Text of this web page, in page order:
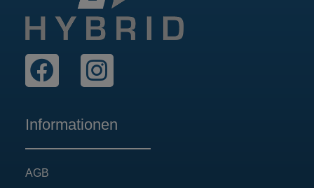
Informationen
AGB